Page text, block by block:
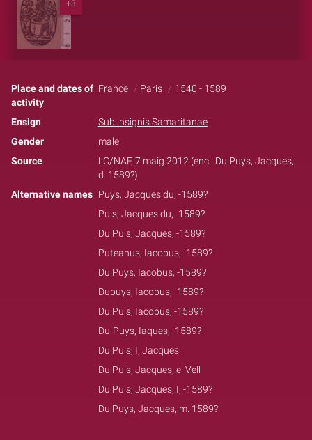
+3
Place and dates of
activity
France Paris 1540 - 1589
Ensign
Sub insignis Samaritanae
Gender
male
Source
LC/NAF, 7 maig 2012 (enc.: Du Puys, Jacques,
d. 1589?)
Alternative names Puys, Jacques du, -1589?
Puis, Jacques du, -1589?
Du Puis, Jacques, -1589?
Puteanus, Iacobus, -1589?
Du Puys, Iacobus, -1589?
Dupuys, Iacobus, -1589?
Du Puis, Iacobus, -1589?
Du-Puys, Iaques, -1589?
Du Puis, I, Jacques
Du Puis, Jacques, el Vell
Du Puis, Jacques, I, -1589?
Du Puys, Jacques, m. 1589?